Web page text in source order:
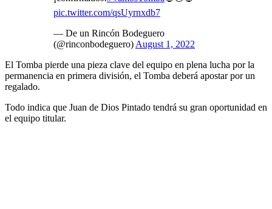
pic.twitter.com/qsUyrnxdb7
— De un Rincón Bodeguero
(@rinconbodeguero) August 1, 2022
El Tomba pierde una pieza clave del equipo en plena lucha por la
permanencia en primera división, el Tomba deberá apostar por un
regalado.
Todo indica que Juan de Dios Pintado tendrá su gran oportunidad en
el equipo titular.